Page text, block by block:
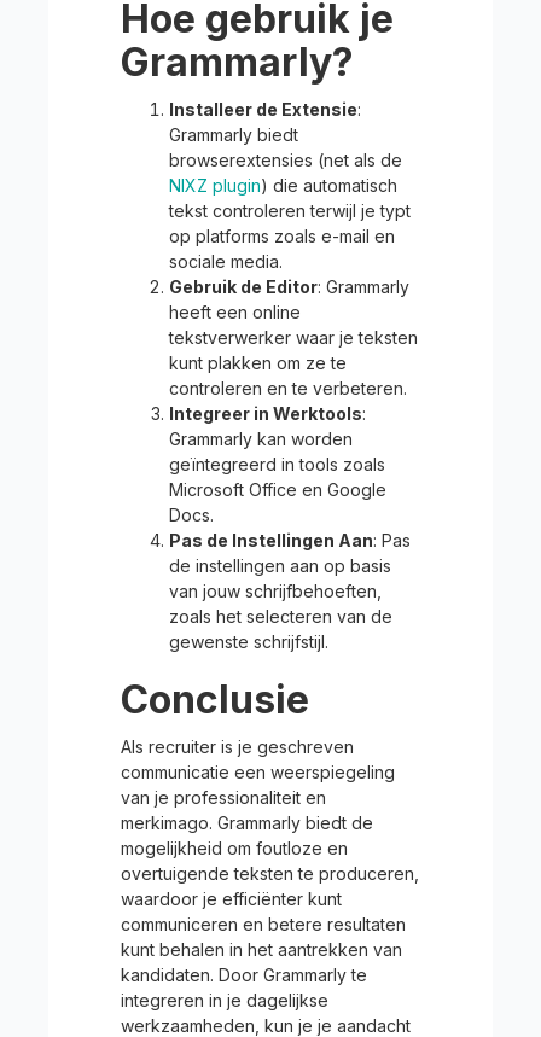
Hoe gebruik je
Grammarly?
Installeer de Extensie:
Grammarly biedt
browserextensies (net als de
NIXZ plugin) die automatisch
tekst controleren terwijl je typt
op platforms zoals e-mail en
sociale media.
Gebruik de Editor: Grammarly
heeft een online
tekstverwerker waar je teksten
kunt plakken om ze te
controleren en te verbeteren.
Integreer in Werktools:
Grammarly kan worden
geïntegreerd in tools zoals
Microsoft Office en Google
Docs.
Pas de Instellingen Aan: Pas
de instellingen aan op basis
van jouw schrijfbehoeften,
zoals het selecteren van de
gewenste schrijfstijl.
Conclusie
Als recruiter is je geschreven
communicatie een weerspiegeling
van je professionaliteit en
merkimago. Grammarly biedt de
mogelijkheid om foutloze en
overtuigende teksten te produceren,
waardoor je efficiënter kunt
communiceren en betere resultaten
kunt behalen in het aantrekken van
kandidaten. Door Grammarly te
integreren in je dagelijkse
werkzaamheden, kun je je aandacht